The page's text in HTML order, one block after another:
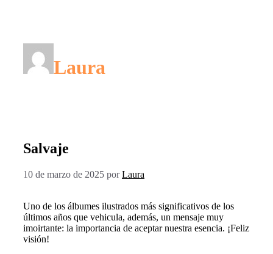
Laura
Salvaje
10 de marzo de 2025 porLaura
Uno de los álbumes ilustrados más significativos de los
últimos años que vehicula, además, un mensaje muy
imoirtante: la importancia de aceptar nuestra esencia. ¡Feliz
visión!